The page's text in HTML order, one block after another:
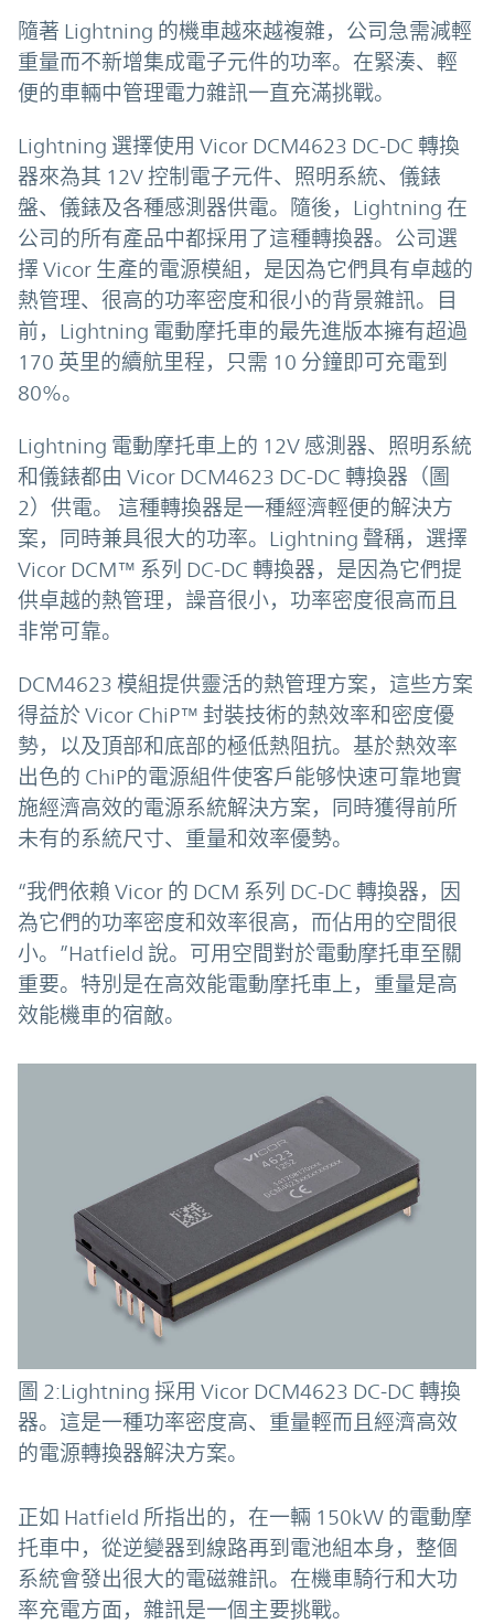
隨著 Lightning 的機車越來越複雜，公司急需減輕
重量而不新增集成電子元件的功率。在緊湊、輕
便的車輛中管理電力雜訊一直充滿挑戰。
Lightning 選擇使用 Vicor DCM4623 DC-DC 轉換
器來為其 12V 控制電子元件、照明系統、儀錶
盤、儀錶及各種感測器供電。隨後，Lightning 在
公司的所有產品中都採用了這種轉換器。公司選
擇 Vicor 生產的電源模組，是因為它們具有卓越的
熱管理、很高的功率密度和很小的背景雜訊。目
前，Lightning 電動摩托車的最先進版本擁有超過
170 英里的續航里程，只需 10 分鐘即可充電到
80%。
Lightning 電動摩托車上的 12V 感測器、照明系統
和儀錶都由 Vicor DCM4623 DC-DC 轉換器（圖
2）供電。 這種轉換器是一種經濟輕便的解決方
案，同時兼具很大的功率。Lightning 聲稱，選擇
Vicor DCM™ 系列 DC-DC 轉換器，是因為它們提
供卓越的熱管理，譟音很小，功率密度很高而且
非常可靠。
DCM4623 模組提供靈活的熱管理方案，這些方案
得益於 Vicor ChiP™ 封裝技術的熱效率和密度優
勢，以及頂部和底部的極低熱阻抗。基於熱效率
出色的 ChiP的電源組件使客戶能够快速可靠地實
施經濟高效的電源系統解決方案，同時獲得前所
未有的系統尺寸、重量和效率優勢。
“我們依賴 Vicor 的 DCM 系列 DC-DC 轉換器，因
為它們的功率密度和效率很高，而佔用的空間很
小。”Hatfield 說。可用空間對於電動摩托車至關
重要。特別是在高效能電動摩托車上，重量是高
效能機車的宿敵。
圖 2:Lightning 採用 Vicor DCM4623 DC-DC 轉換
器。這是一種功率密度高、重量輕而且經濟高效
的電源轉換器解決方案。
正如 Hatfield 所指出的，在一輛 150kW 的電動摩
托車中，從逆變器到線路再到電池組本身，整個
系統會發出很大的電磁雜訊。在機車騎行和大功
率充電方面，雜訊是一個主要挑戰。